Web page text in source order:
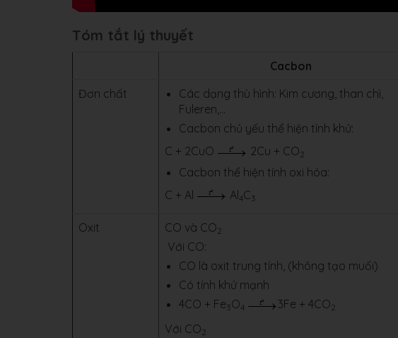
Tóm tắt lý thuyết
Cacbon
Đơn chất
Các dạng thù hình: Kim cương, than chì,
Fuleren,...
Cacbon chủ yếu thể hiện tính khử:
C + 2CuO
2Cu + CO2
Cacbon thể hiện tính oxi hóa:
C + Al
Al4C3
Oxit CO và CO2
Với CO:
CO là oxit trung tính, (không tạo muối)
Có tính khử mạnh
4CO + Fe3O4 3Fe + 4CO2
Với CO2